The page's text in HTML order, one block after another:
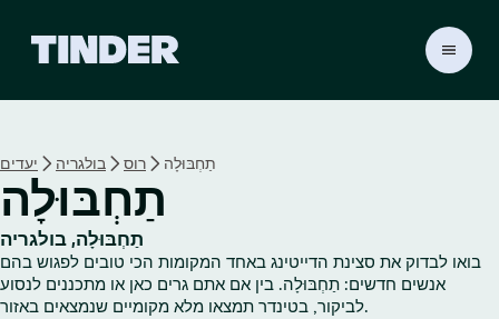
ת
י
נ
ד
יעדים בולגריה רוס תַחְבּוּלָה
תַחְבּוּלָה
תַחְבּוּלָה, בולגריה
בואו לבדוק את סצינת הדייטינג באחד המקומות הכי טובים לפגוש בהם
אנשים חדשים: תַחְבּוּלָה. בין אם אתם גרים כאן או מתכננים לנסוע
לביקור, בטינדר תמצאו מלא מקומיים שנמצאים באזור.